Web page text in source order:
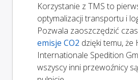
Korzystanie z TMS to
optymalizacji transportu i
Pozwala zaoszczędzić
emisje CO2 dzięki temu, że
Internationale Spedition
wszyscy inni przewoźnicy